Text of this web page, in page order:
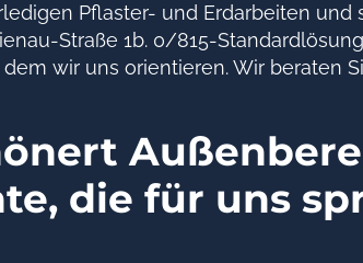
Pflaster- und Erdarbeiten und
Straße 1b. 0/815-
wir uns orientieren. Wir beraten
die für uns